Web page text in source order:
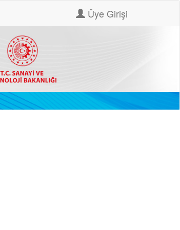
Üye Girişi